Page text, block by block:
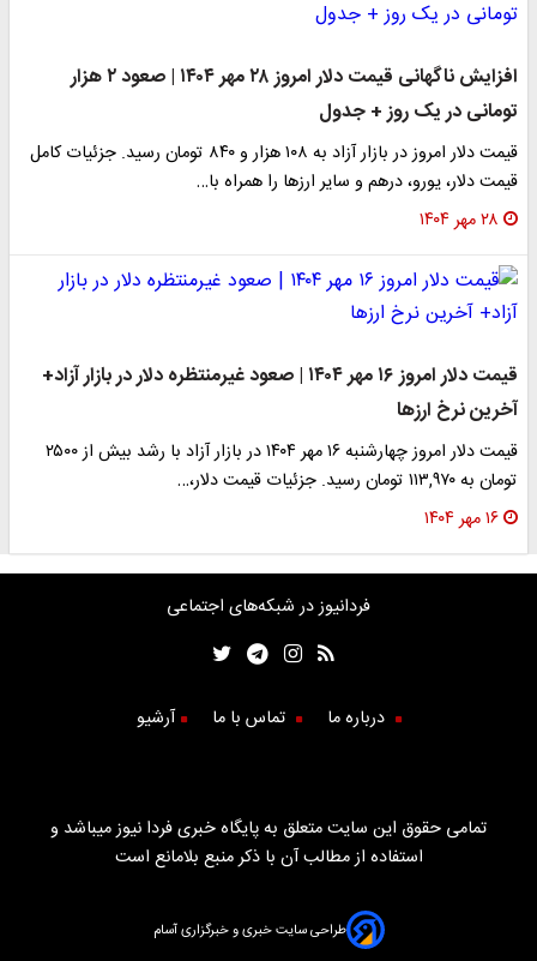
افزایش ناگهانی قیمت دلار امروز ۲۸ مهر ۱۴۰۴ | صعود ۲ هزار
تومانی در یک روز + جدول
قیمت دلار امروز در بازار آزاد به ۱۰۸ هزار و ۸۴۰ تومان رسید. جزئیات کامل
قیمت دلار، یورو، درهم و سایر ارزها را همراه با…
۲۸ مهر ۱۴۰۴
قیمت دلار امروز ۱۶ مهر ۱۴۰۴ | صعود غیرمنتظره دلار در بازار آزاد+
آخرین نرخ ارزها
قیمت دلار امروز چهارشنبه ۱۶ مهر ۱۴۰۴ در بازار آزاد با رشد بیش از ۲۵۰۰
تومان به ۱۱۳,۹۷۰ تومان رسید. جزئیات قیمت دلار،…
۱۶ مهر ۱۴۰۴
فردانیوز در شبکه‌های اجتماعی
درباره ما تماس با ما آرشیو
تمامی حقوق این سایت متعلق به پایگاه خبری فردا نیوز میباشد و
استفاده از مطالب آن با ذکر منبع بلامانع است
طراحی سایت خبری و خبرگزاری آسام